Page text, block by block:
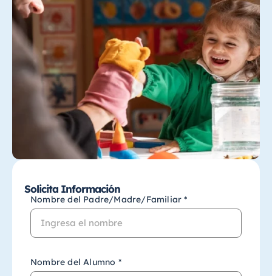
Solicita Información
Nombre del Padre/Madre/Familiar *
Nombre del Alumno *